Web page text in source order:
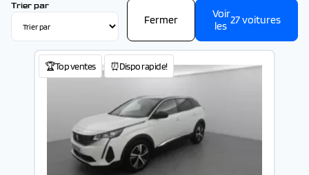
Trier par
Fermer
Voir
les 27voitures
🏆Top ventes ⏰Dispo rapide!